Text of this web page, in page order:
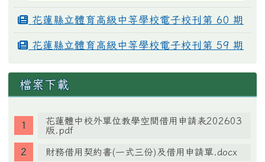
花蓮縣立體育高級中等學校電子校刊第 60 期
花蓮縣立體育高級中等學校電子校刊第 59 期
檔案下載
花蓮體中校外單位教學空間借用申請表202603
版.pdf
財務借用契約書(一式三份)及借用申請單.docx